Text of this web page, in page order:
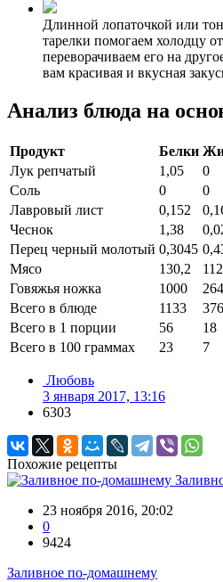
Длинной лопаточкой или
тарелки помогаем холодцу
переворачиваем его на
вам красивая и вкусная
Анализ блюда на
Продукт Белки
Лук репчатый
1,05 0
Соль
0 0
Лавровый лист
0,152
Чеснок
1,38
Перец черный молотый 0,3045
Мясо
130,2 112
Говяжья ножка
1000 264
Всего в блюде
1133 376
Всего в 1 порции
56 18
Всего в 100 граммах
23 7
Любовь
3 января 2017, 13:16
6303
Похожие рецепты
23 ноября 2016, 20:02
0
9424
Заливное по-домашнему